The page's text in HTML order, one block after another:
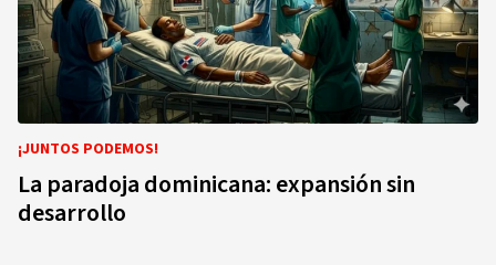
¡JUNTOS PODEMOS!
La paradoja dominicana: expansión sin
desarrollo